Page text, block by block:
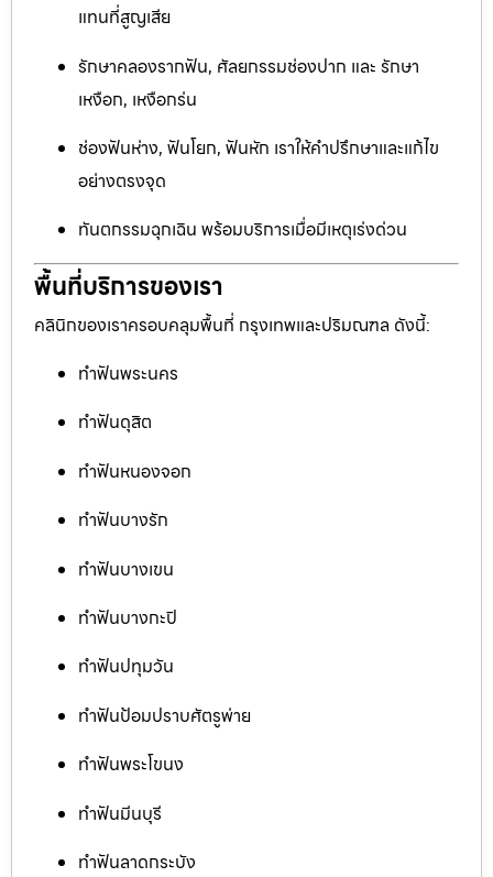
แทนที่สูญเสีย
รักษาคลองรากฟัน, ศัลยกรรมช่องปาก และ รักษา
เหงือก, เหงือกร่น
ช่องฟันห่าง, ฟันโยก, ฟันหัก เราให้คำปรึกษาและแก้ไข
อย่างตรงจุด
ทันตกรรมฉุกเฉิน พร้อมบริการเมื่อมีเหตุเร่งด่วน
พื้นที่บริการของเรา
คลินิกของเราครอบคลุมพื้นที่ กรุงเทพและปริมณฑล ดังนี้:
ทำฟันพระนคร
ทำฟันดุสิต
ทำฟันหนองจอก
ทำฟันบางรัก
ทำฟันบางเขน
ทำฟันบางกะปิ
ทำฟันปทุมวัน
ทำฟันป้อมปราบศัตรูพ่าย
ทำฟันพระโขนง
ทำฟันมีนบุรี
ทำฟันลาดกระบัง